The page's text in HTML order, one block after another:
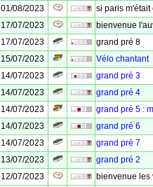
01/08/2023
si paris m'était
17/07/2023
bienvenue
17/07/2023
grand pré 8
15/07/2023
Vélo chantant
14/07/2023
grand pré 3
14/07/2023
grand pré 4
14/07/2023
grand pré 5 :
14/07/2023
grand pré 6
14/07/2023
grand pré 7
13/07/2023
grand pré 2
12/07/2023
bienvenue les